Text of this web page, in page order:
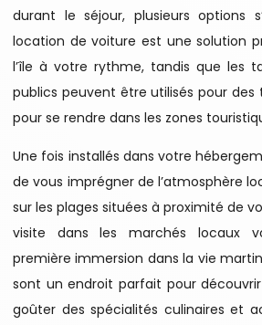
durant le séjour, plusieurs options
location de voiture est une solution
l’île à votre rythme, tandis que les
publics peuvent être utilisés pour des
pour se rendre dans les zones
Une fois installés dans votre
de vous imprégner de l’atmosphère
sur les plages situées à proximité de
visite dans les marchés locaux
première immersion dans la vie
sont un endroit parfait pour
goûter des spécialités culinaires et